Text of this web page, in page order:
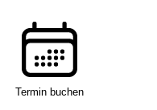
Termin buchen